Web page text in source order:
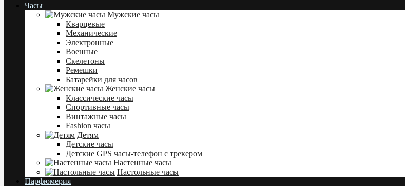
Часы
Мужские часы
Кварцевые
Механические
Электронные
Военные
Скелетоны
Ремешки
Батарейки для часов
Женские часы
Классические часы
Спортивные часы
Винтажные часы
Fashion часы
Детям
Детские часы
Детские GPS часы-телефон с трекером
Настенные часы
Настольные часы
Парфюмерия